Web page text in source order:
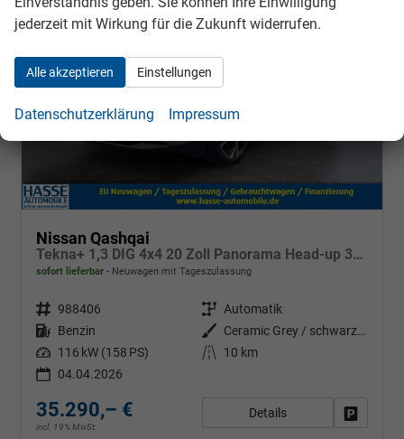
Nissan Qashqai
Tekna+ 1,3 DIG 4x4 20 Zoll Panorama Head-up 360° Leder Massage Navi el Heckklappe
sofort lieferbar Neuwagen mit Tageszulassung
Fahrzeugnr. 988406 Getriebe Automatik
Kraftstoff Benzin Außenfarbe
Ceramic Grey / schwarzes Dach
Leistung 116 kW (158 PS) Kilometerstand
10 km
04.04.2026
35.290,– €
incl. 19% MwSt.
Details
jederzeit mit Wirkung für die Zukunft widerrufen.
Alle akzeptieren Einstellungen
Datenschutzerklärung Impressum